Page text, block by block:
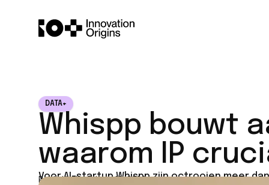
DATA+
Whispp bouwt
waarom IP
Voor AI-startup Whispp zijn octrooien meer
Published on